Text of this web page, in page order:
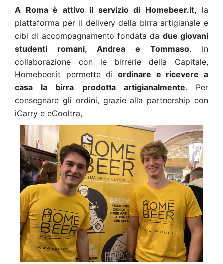
A Roma è attivo il servizio di Homebeer.it, la
piattaforma per il delivery della birra artigianale e
cibi di accompagnamento fondata da due giovani
studenti romani, Andrea e Tommaso. In
collaborazione con le birrerie della Capitale,
Homebeer.it permette di ordinare e ricevere a
casa la birra prodotta artigianalmente. Per
consegnare gli ordini, grazie alla partnership con
iCarry e eCooltra,